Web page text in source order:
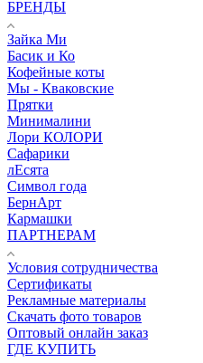
БРЕНДЫ
Зайка Ми
Басик и Ко
Кофейные коты
Мы - Кваковские
Прятки
Минималини
Лори КОЛОРИ
Сафарики
лЕсята
Символ года
БернАрт
Кармашки
ПАРТНЕРАМ
Условия сотрудничества
Сертификаты
Рекламные материалы
Скачать фото товаров
Оптовый онлайн заказ
ГДЕ КУПИТЬ